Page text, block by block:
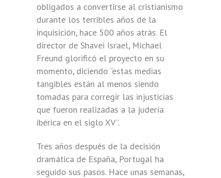
obligados a convertirse al cristianismo
durante los terribles años de la
inquisición, hace 500 años atrás. El
director de Shavei Israel, Michael
Freund glorificó el proyecto en su
momento, diciendo “estas medias
tangibles están al menos siendo
tomadas para corregir las injusticias
que fueron realizadas a la judería
ibérica en el siglo XV”.
Tres años después de la decisión
dramática de España, Portugal ha
seguido sus pasos. Hace unas semanas,